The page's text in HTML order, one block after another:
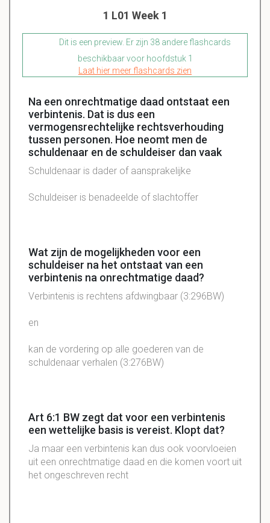
1 L01 Week 1
Dit is een preview. Er zijn 38 andere flashcards
beschikbaar voor hoofdstuk 1
Laat hier meer flashcards zien
Na een onrechtmatige daad ontstaat een
verbintenis. Dat is dus een
vermogensrechtelijke rechtsverhouding
tussen personen. Hoe neomt men de
schuldenaar en de schuldeiser dan vaak
Schuldenaar is dader of aansprakelijke
Schuldeiser is benadeelde of slachtoffer
Wat zijn de mogelijkheden voor een
schuldeiser na het ontstaat van een
verbintenis na onrechtmatige daad?
Verbintenis is rechtens afdwingbaar (3:296BW)
en
kan de vordering op alle goederen van de
schuldenaar verhalen (3:276BW)
Art 6:1 BW zegt dat voor een verbintenis
een wettelijke basis is vereist. Klopt dat?
Ja maar een verbintenis kan dus ook voorvloeien
uit een onrechtmatige daad en die komen voort uit
het ongeschreven recht